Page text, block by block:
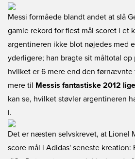
Messi formåede blandt andet at slå
gamle rekord for flest mål scoret i et
argentineren ikke blot nøjedes med
yderligere; han bragte sit måltotal op
hvilket er 6 mere end den førnævnte
mere til
Messis fantastiske 2012
kan se, hvilket støvler argentineren
i.
Det er næsten selvskrevet, at Lionel
score mål i Adidas' seneste kreation: